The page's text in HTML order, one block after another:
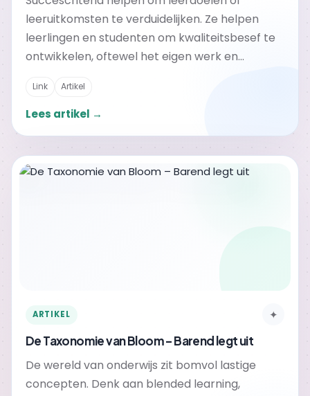
leeruitkomsten te verduidelijken. Ze helpen
leerlingen en studenten om kwaliteitsbesef te
ontwikkelen, oftewel het eigen werk en...
Link Artikel
Lees artikel →
ARTIKEL ✦
De Taxonomie van Bloom – Barend legt uit
De wereld van onderwijs zit bomvol lastige
concepten. Denk aan blended learning,